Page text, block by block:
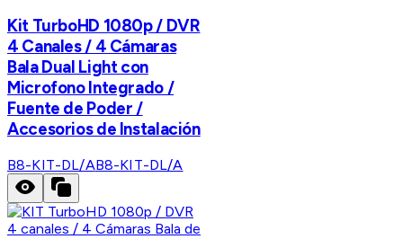
Kit TurboHD 1080p / DVR
4 Canales / 4 Cámaras
Bala Dual Light con
Microfono Integrado /
Fuente de Poder /
Accesorios de Instalación
B8-KIT-DL/AB8-KIT-DL/A